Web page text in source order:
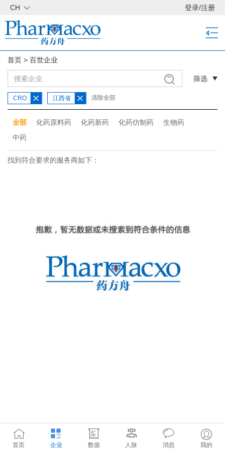
CH 登录/注册
首页 > 百世企业
筛选
CRO 江西省 清除全部
全部 化药原料药 化药新药 化药仿制药
生物药
中药
找到符合要求的服务商如下：
首页 企业 数据 人脉 消息 我的